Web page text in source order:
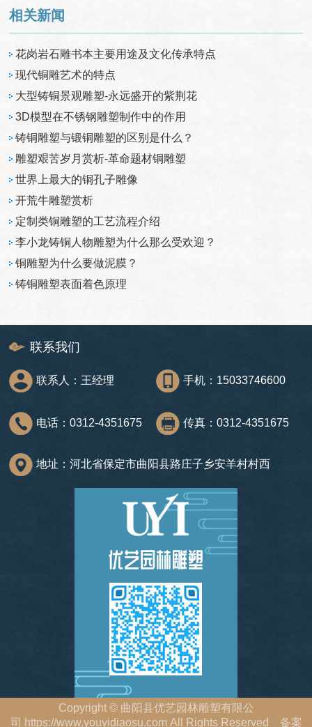
相关新闻
花岗岩石雕书本主要用途及文化传承特点
现代铜雕艺术的特点
大型铸铜景观雕塑-永远盛开的紫荆花
3D模型在不锈钢雕塑制作中的作用
铸铜雕塑与锻铜雕塑的区别是什么？
雕塑艰苦岁月赏析-革命题材铜雕塑
世界上最大的铜孔子雕像
开荒牛雕塑赏析
定制类铜雕塑的工艺流程介绍
李小龙铸铜人物雕塑为什么那么受欢迎？
铜雕塑为什么要做泥膜？
铸铜雕塑表面着色原理
联系我们
联系人：王经理 手机：15033746600
电话：0312-4351675 传真：0312-4351675
地址：河北省保定市曲阳县路庄子乡安羊村村西
Copyright ©曲阳县优艺园林雕塑有限公
司 https://www.youyidiaosu.comAll Rights Reserved 备案